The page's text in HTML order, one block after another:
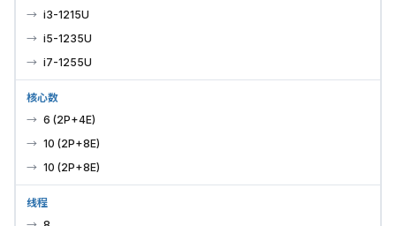
i3-1215U
i5-1235U
i7-1255U
核心数
6 (2P+4E)
10 (2P+8E)
10 (2P+8E)
线程